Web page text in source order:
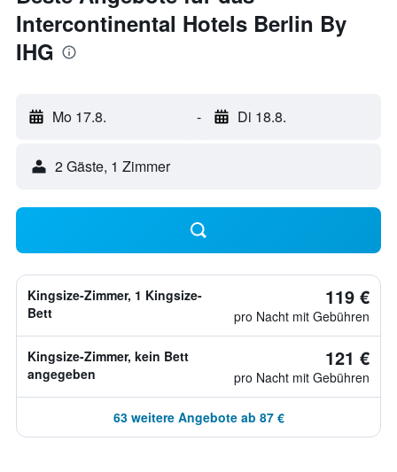
Intercontinental Hotels Berlin By
IHG
Mo 17.8. - Di 18.8.
2 Gäste, 1 Zimmer
Kingsize-Zimmer, 1 Kingsize-
Bett
119 €
pro Nacht mit Gebühren
Kingsize-Zimmer, kein Bett
angegeben
121 €
pro Nacht mit Gebühren
63 weitere Angebote ab 87 €